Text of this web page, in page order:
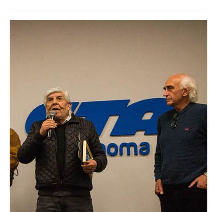
Secretaría de la Vivienda
Secretaría de Deportes
Secretaría de Igualdad de Género
Secretaría de Comunicación
Secretaría de Jubilaciones
Secretaría de Planificación e Inversiones
Noticias secretarías